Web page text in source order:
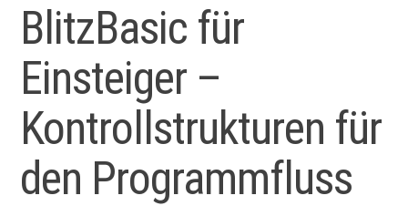
BlitzBasic für
Einsteiger –
Kontrollstrukturen für
den Programmfluss